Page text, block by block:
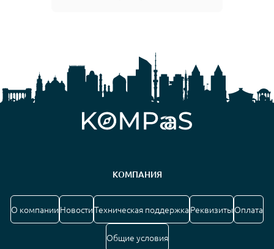
КОМПАНИЯ
О компании НовостиТехническая поддержка Реквизиты Оплата
Общие условия